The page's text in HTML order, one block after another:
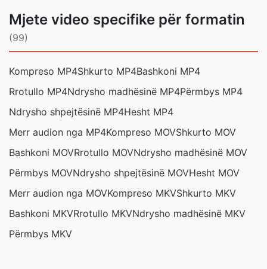
Mjete video specifike për formatin
(99)
Kompreso MP4Shkurto MP4Bashkoni MP4
Rrotullo MP4Ndrysho madhësinë MP4Përmbys MP4
Ndrysho shpejtësinë MP4Hesht MP4
Merr audion nga MP4Kompreso MOVShkurto MOV
Bashkoni MOVRrotullo MOVNdrysho madhësinë MOV
Përmbys MOVNdrysho shpejtësinë MOVHesht MOV
Merr audion nga MOVKompreso MKVShkurto MKV
Bashkoni MKVRrotullo MKVNdrysho madhësinë MKV
Përmbys MKV